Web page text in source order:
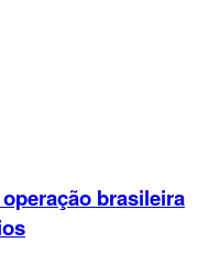
brasileira